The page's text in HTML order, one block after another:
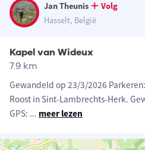
Jan Theunis
Volg
Hasselt, België
Kapel van Wideux
7.9 km
Gewandeld op 23/3/2026
Roost in Sint-Lambrechts-Herk.
GPS: ... meer lezen